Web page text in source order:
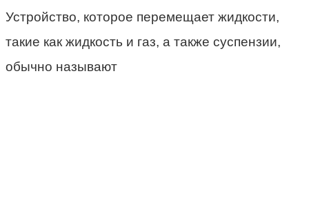
Устройство, которое перемещает жидкости,
такие как жидкость и газ, а также суспензии,
обычно называют